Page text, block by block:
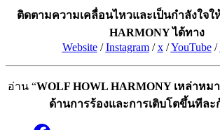
ติดตามความเคลื่อนไหวและเป็นกำลังใจใ
HARMONY ได้ทาง
Website/Instagram/x/YouTube/
อ่าน “WOLF HOWL HARMONY เหล่าหม
ด้านการร้องและการเติบโตขึ้นทีละ